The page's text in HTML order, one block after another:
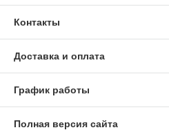
Контакты
Доставка и оплата
График работы
Полная версия сайта